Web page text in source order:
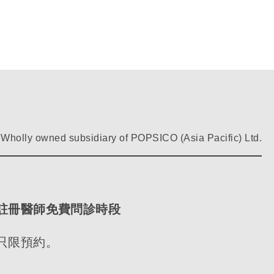
Wholly owned subsidiary of POPSICO (Asia Pacific) Ltd.
冊醫師免費問診時段
限預約。